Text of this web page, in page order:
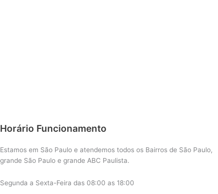
Horário Funcionamento
Estamos em São Paulo e atendemos todos os Bairros de São Paulo,
grande São Paulo e grande ABC Paulista.
Segunda a Sexta-Feira das 08:00 as 18:00